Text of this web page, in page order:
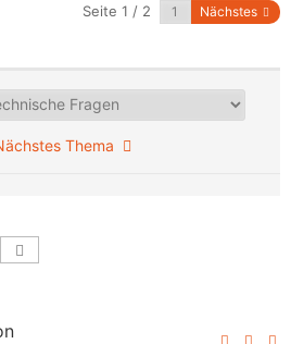
Seite 1 / 2 Nächstes
Thema